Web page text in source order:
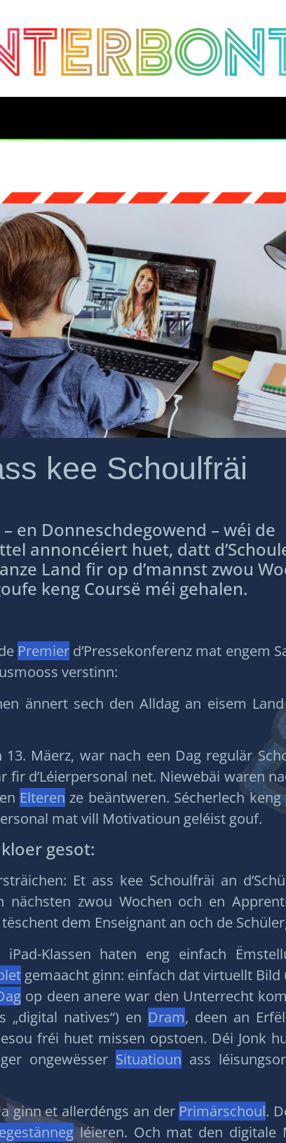
kee Schoulfräi
en Donneschdegowend – wéi de
annoncéiert huet, datt
Land fir op d’mannst zwou
keng Coursë méi gehalen.
Premier d’Pressekonferenz mat engem
verstinn:
ännert sech den Alldag an eisem
13. Mäerz, war nach een Dag regulär
fir d’Léierpersonal net. Niewebäi waren
Elteren ze beäntweren. Sécherlech
mat vill Motivatioun geléist gouf.
gesot:
Et ass kee Schoulfräi an
nächsten zwou Wochen och en
dem Enseignant an och de
Klassen haten eng einfach
gemaacht ginn: einfach dat virtuellt Bild
op deen anere war den Unterrecht
„digital natives“) en Dram, deen an
fréi huet missen opstoen. Déi Jonk
ongewësser Situatioun ass
ginn et allerdéngs an der Primärschoul.
léieren. Och mat den digitale